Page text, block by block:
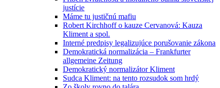
justície
Máme tu justičnú mafiu
Robert Kirchhoff o kauze Cervanová: Kauza
Kliment a spol.
Interné predpisy legalizujúce porušovanie zákona
Demokratická normalizácia – Frankfurter
allgemeine Zeitung
Demokratický normalizátor Kliment
Sudca Kliment: na tento rozsudok som hrdý